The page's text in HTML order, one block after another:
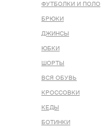
ФУТБОЛКИ И ПОЛО
БРЮКИ
ДЖИНСЫ
ЮБКИ
ШОРТЫ
ВСЯ ОБУВЬ
КРОССОВКИ
КЕДЫ
БОТИНКИ